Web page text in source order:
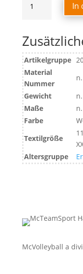
SHORTS
In
Artikelgruppe
Material
Nummer
Gewicht
Maße
Farbe
Textilgröße
Altersgruppe
McVolleyball a